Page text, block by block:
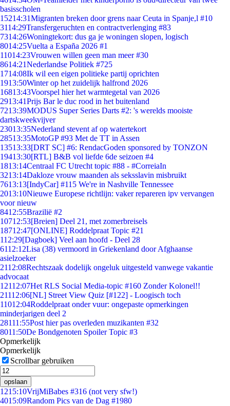
basisscholen
15214:31Migranten breken door grens naar Ceuta in Spanje,l #10
3114:29Transfergeruchten en contractverlenging #83
7314:26Woningtekort: dus ga je woningen slopen, logisch
8014:25Vuelta a España 2026 #1
11014:23Vrouwen willen geen man meer #30
8614:21Nederlandse Politiek #725
1714:08Ik wil een eigen politieke partij oprichten
1913:50Winter op het zuidelijk halfrond 2026
16813:43Voorspel hier het warmtegetal van 2026
2913:41Prijs Bar le duc rood in het buitenland
7213:39MODUS Super Series Darts #2: 's werelds mooiste
dartskweekvijver
23013:35Nederland stevent af op watertekort
28513:35MotoGP #93 Met de TT in Assen
13513:33[DRT SC] #6: RendacGoden sponsored by TONZON
19413:30[RTL] B&B vol liefde 6de seizoen #4
1813:14Centraal FC Utrecht topic #88 - #CorreiaIn
3213:14Dakloze vrouw maanden als seksslavin misbruikt
7613:13[IndyCar] #115 We're in Nashville Tennessee
2013:10Nieuwe Europese richtlijn: vaker repareren ipv vervangen
voor nieuw
8412:55Brazilië #2
10712:53[Breien] Deel 21, met zomerbreisels
18712:47[ONLINE] Roddelpraat Topic #21
112:29[Dagboek] Veel aan hoofd - Deel 28
6112:12Lisa (38) vermoord in Griekenland door Afghaanse
asielzoeker
2112:08Rechtszaak dodelijk ongeluk uitgesteld vanwege vakantie
advocaat
12112:07Het RLS Social Media-topic #160 Zonder Kolonel!!
21112:06[NL] Street View Quiz [#122] - Loogisch toch
11012:04Roddelpraat onder vuur: ongepaste opmerkingen
minderjarigen deel 2
28111:55Post hier pas overleden muzikanten #32
8011:50De Bondgenoten Spoiler Topic #3
Opmerkelijk
Opmerkelijk
Scrollbar gebruiken
opslaan
1215:10VrijMiBabes #316 (not very sfw!)
4015:09Random Pics van de Dag #1980